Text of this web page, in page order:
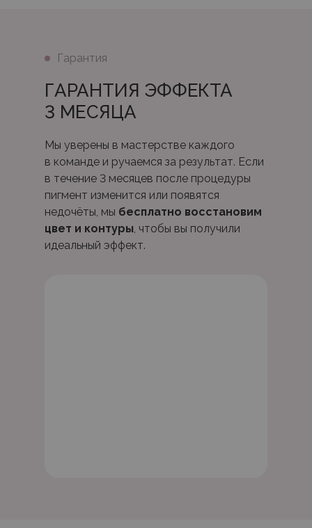
ГАРАНТИЯ ЭФФЕКТА
3 МЕСЯЦА
Гарантия
Мы уверены в мастерстве каждого
в команде и ручаемся за результат. Если
в течение 3 месяцев после процедуры
пигмент изменится или появятся
недочёты, мы бесплатно восстановим
цвет и контуры, чтобы вы получили
идеальный эффект.